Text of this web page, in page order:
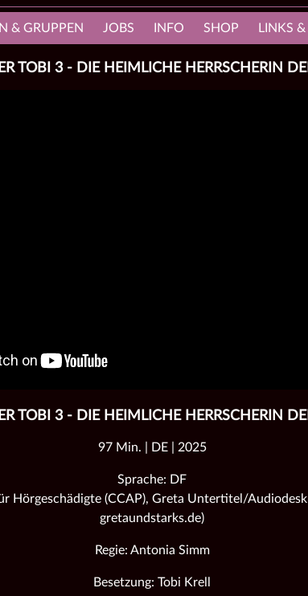
& GRUPPEN JOBS INFO SHOP LINKS
TOBI 3 - DIE HEIMLICHE HERRSCHERIN
TOBI 3 - DIE HEIMLICHE HERRSCHERIN
97 Min. | DE | 2025
Sprache: DF
Hörgeschädigte (CCAP), Greta Untertitel/
gretaundstarks.de)
Regie: Antonia Simm
Besetzung: Tobi Krell